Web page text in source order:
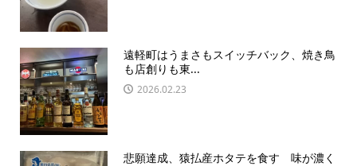
遠軽町はうまさもスイッチバック、焼き鳥
も店創りも東...
2026.02.23
悲願達成、猿払産ホタテを食す 味が濃く